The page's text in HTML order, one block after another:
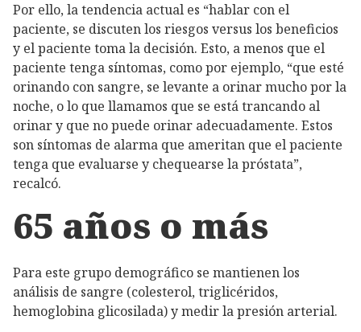
Por ello, la tendencia actual es “hablar con el
paciente, se discuten los riesgos versus los beneficios
y el paciente toma la decisión. Esto, a menos que el
paciente tenga síntomas, como por ejemplo, “que esté
orinando con sangre, se levante a orinar mucho por la
noche, o lo que llamamos que se está trancando al
orinar y que no puede orinar adecuadamente. Estos
son síntomas de alarma que ameritan que el paciente
tenga que evaluarse y chequearse la próstata”,
recalcó.
65 años o más
Para este grupo demográfico se mantienen los
análisis de sangre (colesterol, triglicéridos,
hemoglobina glicosilada) y medir la presión arterial.